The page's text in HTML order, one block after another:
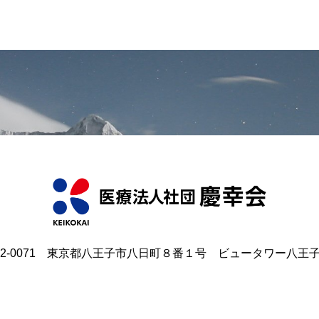
0071 東京都八王子市八日町８番１号 ビュータワー八王